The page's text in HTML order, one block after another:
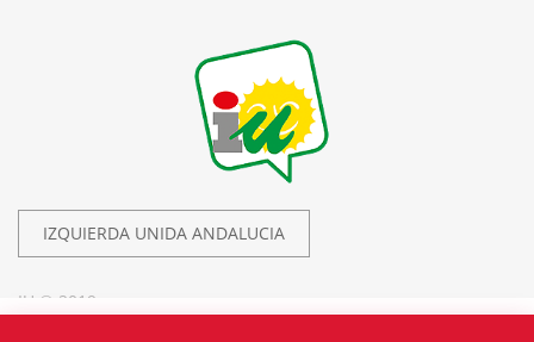
IZQUIERDA UNIDA ANDALUCIA
IU © 2019.